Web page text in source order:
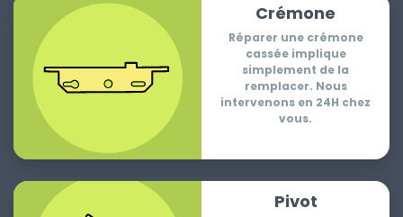
Crémone
Réparer une crémone
cassée implique
simplement de la
remplacer. Nous
intervenons en 24H chez
vous.
Pivot